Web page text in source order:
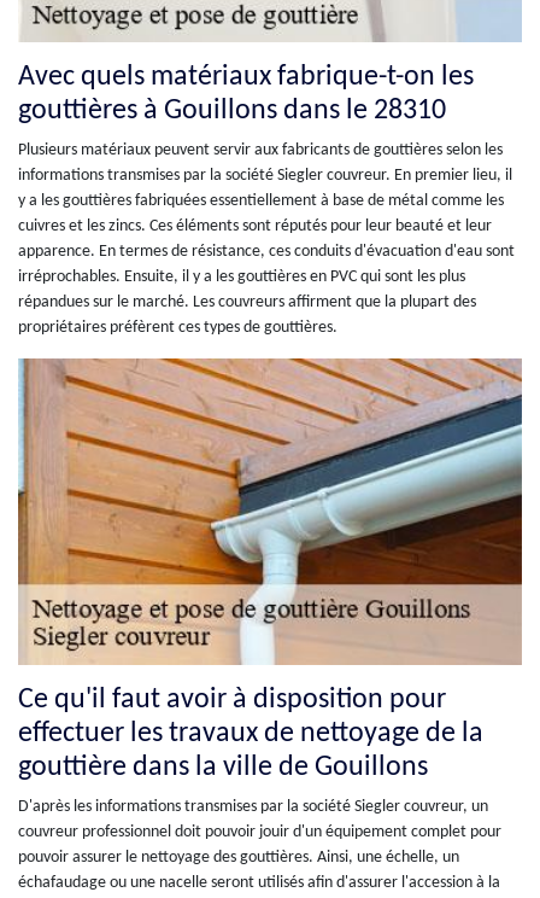
Avec quels matériaux fabrique-t-on les
gouttières à Gouillons dans le 28310
Plusieurs matériaux peuvent servir aux fabricants de gouttières selon les
informations transmises par la société Siegler couvreur. En premier lieu, il
y a les gouttières fabriquées essentiellement à base de métal comme les
cuivres et les zincs. Ces éléments sont réputés pour leur beauté et leur
apparence. En termes de résistance, ces conduits d'évacuation d'eau sont
irréprochables. Ensuite, il y a les gouttières en PVC qui sont les plus
répandues sur le marché. Les couvreurs affirment que la plupart des
propriétaires préfèrent ces types de gouttières.
Ce qu'il faut avoir à disposition pour
effectuer les travaux de nettoyage de la
gouttière dans la ville de Gouillons
D'après les informations transmises par la société Siegler couvreur, un
couvreur professionnel doit pouvoir jouir d'un équipement complet pour
pouvoir assurer le nettoyage des gouttières. Ainsi, une échelle, un
échafaudage ou une nacelle seront utilisés afin d'assurer l'accession à la